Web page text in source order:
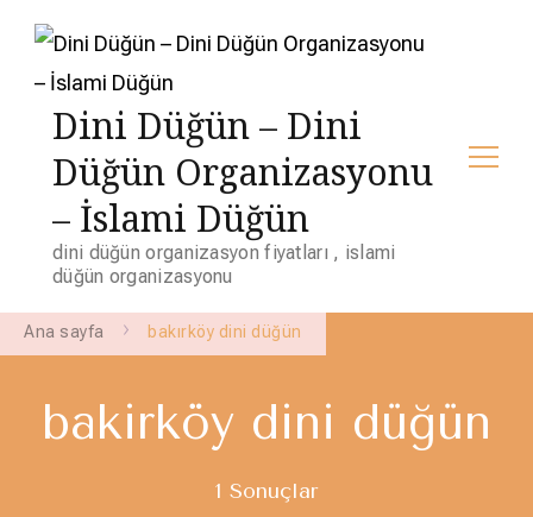
Dini Düğün – Dini
Düğün Organizasyonu
– İslami Düğün
dini düğün organizasyon fiyatları , islami
düğün organizasyonu
Ana sayfa bakırköy dini düğün
bakırköy dini düğün
1 Sonuçlar